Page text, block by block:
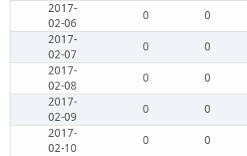
2017-
02-06
0 0
2017-
02-07
0 0
2017-
02-08
0 0
2017-
02-09
0 0
2017-
02-10
0 0